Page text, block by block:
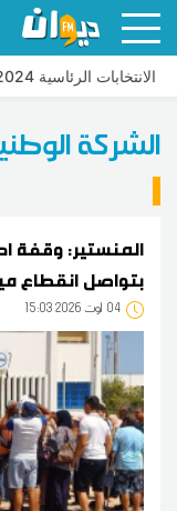
الانتخابات الرئاسية 2024
الشركة
المنستير: وقفة
بتواصل انقطاع
04 15:03 2026 أوت